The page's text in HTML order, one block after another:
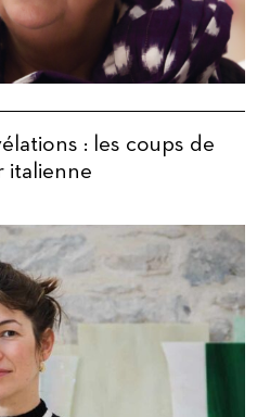
: les coups de
italienne